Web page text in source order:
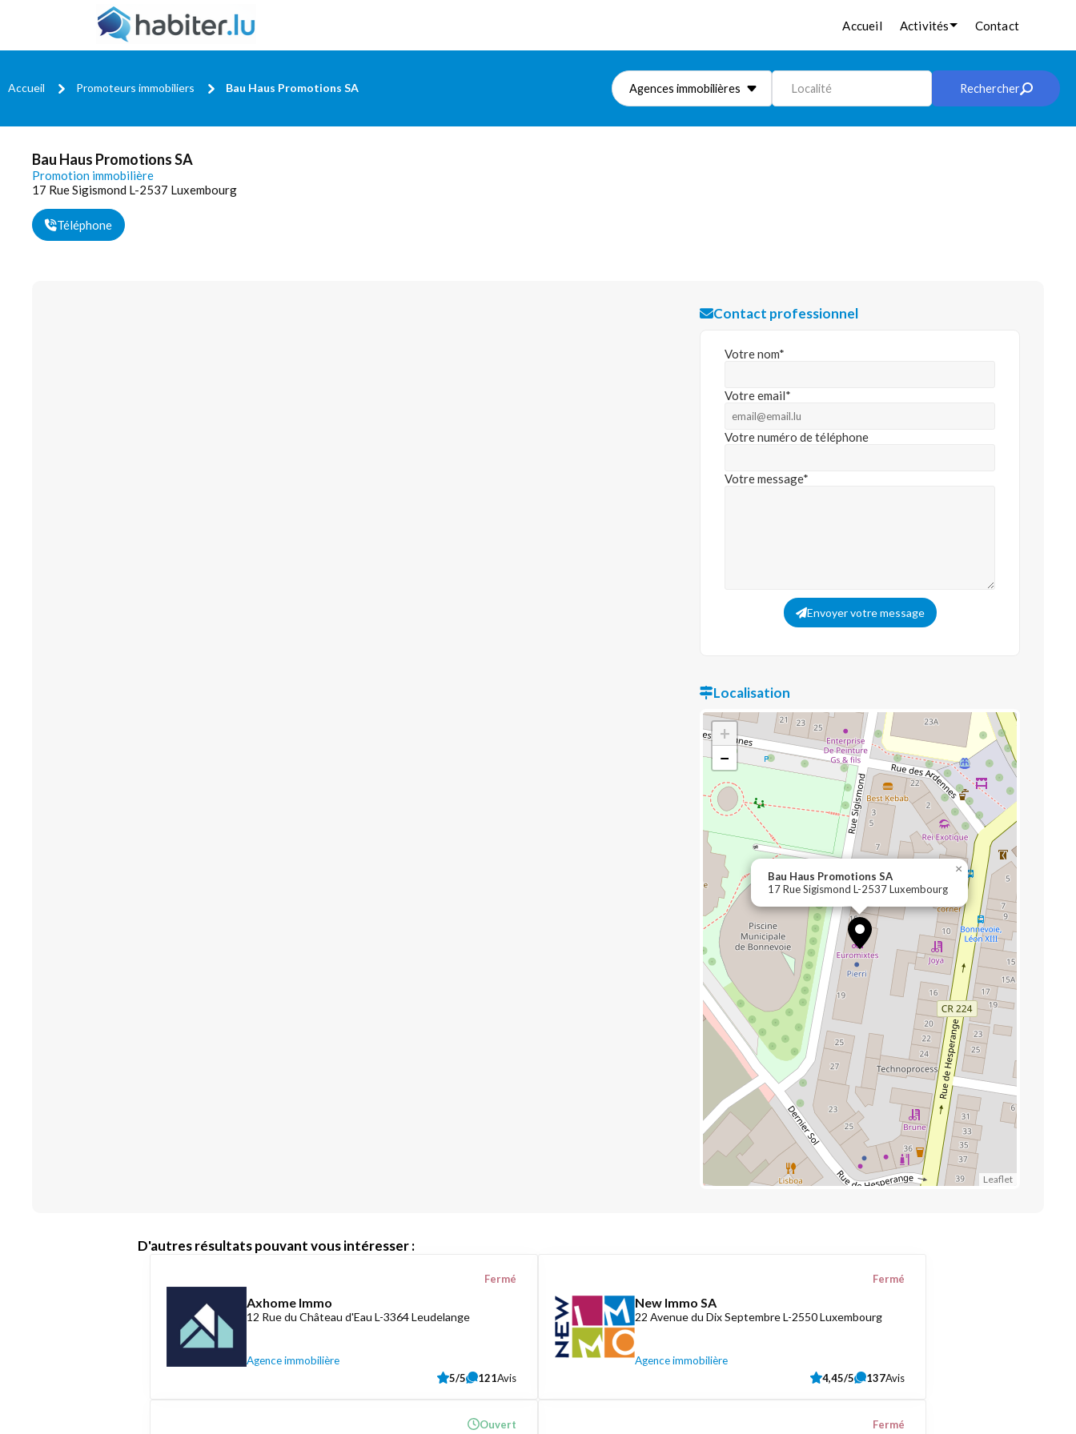
Accueil Activités Contact
Accueil Promoteurs immobiliers Bau Haus Promotions SA Agences immobilières Localité Rechercher
Bau Haus Promotions SA
Promotion immobilière
17 Rue Sigismond L-2537 Luxembourg
Téléphone
Contact professionnel
Votre nom*
Votre email*
Votre numéro de téléphone
Votre message*
Envoyer votre message
Localisation
Bau Haus Promotions SA
17 Rue Sigismond L-2537 Luxembourg
×
+
−
Leaflet
D'autres résultats pouvant vous intéresser :
Axhome Immo
12 Rue du Château d'Eau L-3364 Leudelange
Agence immobilière
Fermé
5/5 121Avis
New Immo SA
22 Avenue du Dix Septembre L-2550 Luxembourg
Agence immobilière
Fermé
4,45/5 137Avis
Ouvert Fermé